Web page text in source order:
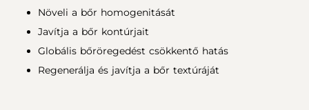
Növeli a bőr homogenitását
Javítja a bőr kontúrjait
Globális bőröregedést csökkentő hatás
Regenerálja és javítja a bőr textúráját